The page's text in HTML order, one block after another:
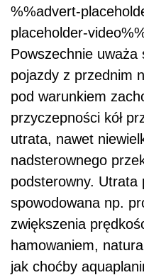
%%advert-
placeholder-
Powszechnie
pojazdy z przednim
pod warunkiem
przyczepności kół
utrata, nawet
nadsterownego
podsterowny. Utrata
spowodowana np.
zwiększenia
hamowaniem,
jak choćby